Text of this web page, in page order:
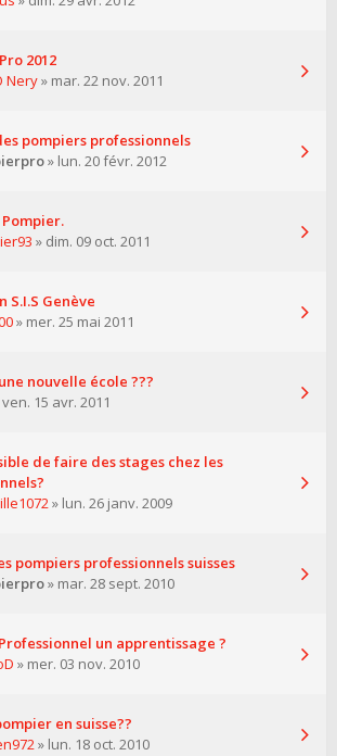
2012
Nery» mar. 22 nov. 2011
pompiers professionnels
» lun. 20 févr. 2012
» dim. 09 oct. 2011
S.I.S Genève
» mer. 25 mai 2011
nouvelle école ???
ven. 15 avr. 2011
de faire des stages chez les
» lun. 26 janv. 2009
pompiers professionnels suisses
» mar. 28 sept. 2010
un apprentissage ?
» mer. 03 nov. 2010
en suisse??
» lun. 18 oct. 2010